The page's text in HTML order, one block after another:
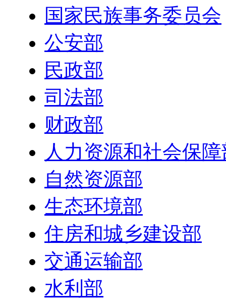
国家民族事务委员会
公安部
民政部
司法部
财政部
人力资源和社会保
自然资源部
生态环境部
住房和城乡建设部
交通运输部
水利部